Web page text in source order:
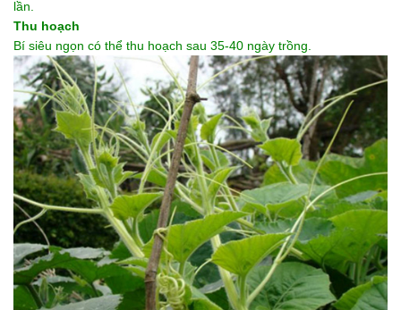
lần.
Thu hoạch
Bí siêu ngọn có thể thu hoạch sau 35-40 ngày trồng.